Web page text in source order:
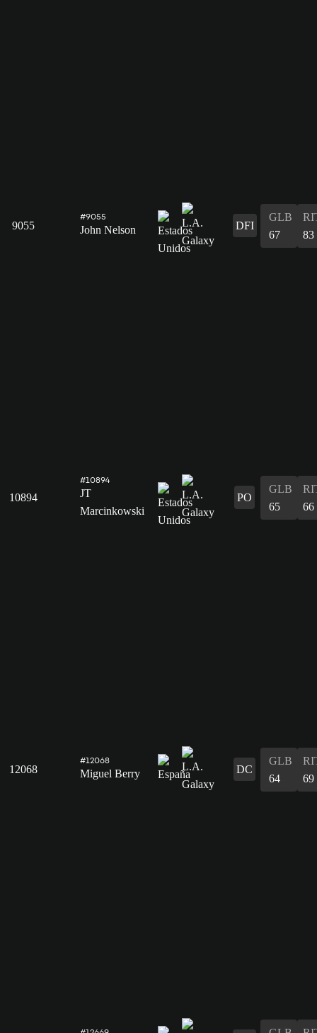
9055
#9055
John Nelson DFI
GLB
67
83
10894
#10894
JT
Marcinkowski
PO
GLB
65
66
12068
#12068
Miguel Berry DC
GLB
64
69